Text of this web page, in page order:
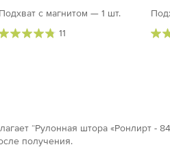
Подхват с магнитом — 1 шт.
11
“Рулонная штора «Ронлирт -
получения.